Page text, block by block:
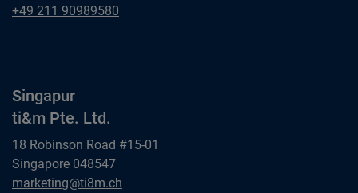
ti&m GmbH
Düsseldorf
+49 211 90989580
Singapur
ti&m Pte. Ltd.
18 Robinson Road #15-01
Singapore 048547
Singapur
marketing@ti8m.ch